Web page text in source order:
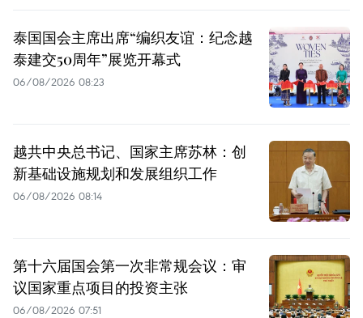
泰国国会主席出席“编织友谊：纪念越
泰建交50周年”展览开幕式
06/08/2026 08:23
越共中央总书记、国家主席苏林：创
新基础设施规划和发展组织工作
06/08/2026 08:14
第十六届国会第一次非常规会议：审
议国家重点项目的投资主张
06/08/2026 07:51